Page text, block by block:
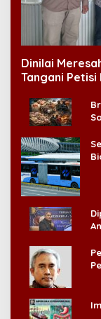
Dinilai
Tangani Petisi